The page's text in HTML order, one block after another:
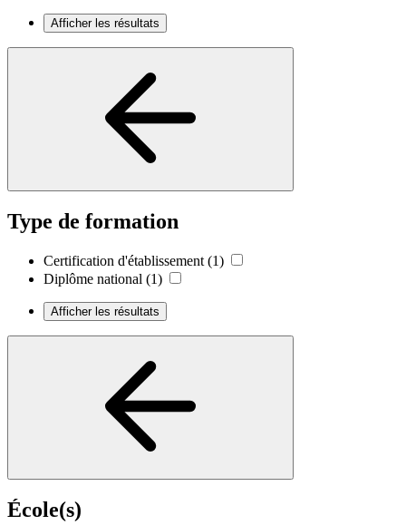
Afficher les résultats
Type de formation
Certification d'établissement (1)
Diplôme national (1)
Afficher les résultats
École(s)